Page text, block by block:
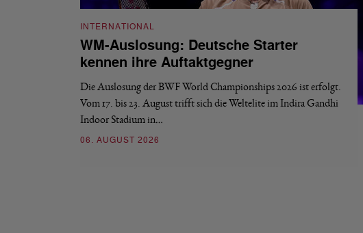
INTERNATIONAL
WM-Auslosung: Deutsche Starter
kennen ihre Auftaktgegner
Die Auslosung der BWF World Championships 2026 ist erfolgt.
Vom 17. bis 23. August trifft sich die Weltelite im Indira Gandhi
Indoor Stadium in…
06. AUGUST 2026